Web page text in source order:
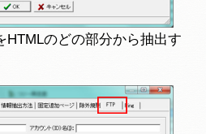
HTMLのどの部分から抽出す